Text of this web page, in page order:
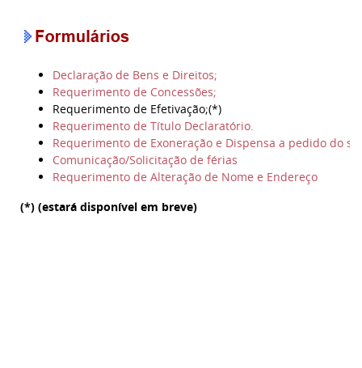
Declaração de Bens e Direitos;
Requerimento de Concessões;
Requerimento de Efetivação;(*)
Requerimento de Título Declaratório.
Requerimento de Exoneração e Dispensa a pedido do
Comunicação/Solicitação de férias
Requerimento de Alteração de Nome e Endereço
(*) (estará disponível em breve)